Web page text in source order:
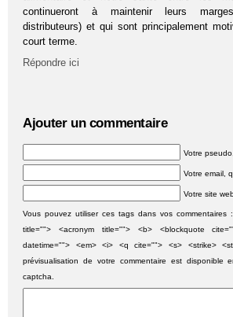
continueront à maintenir leurs marges
distributeurs) et qui sont principalement
court terme.
Répondre ici
Ajouter un commentaire
Votre
Votre email,
Votre site
Vous pouvez utiliser ces tags dans vos commentaires
title=""> <acronym title=""> <b> <blockquote
datetime=""> <em> <i> <q cite=""> <s> <strike>
prévisualisation de votre commentaire est
captcha.